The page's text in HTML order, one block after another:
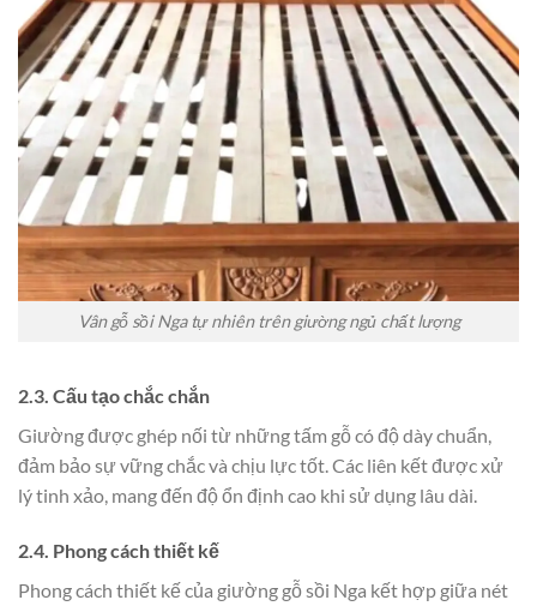
Vân gỗ sồi Nga tự nhiên trên giường ngủ chất lượng
2.3. Cấu tạo chắc chắn
Giường được ghép nối từ những tấm gỗ có độ dày chuẩn,
đảm bảo sự vững chắc và chịu lực tốt. Các liên kết được xử
lý tinh xảo, mang đến độ ổn định cao khi sử dụng lâu dài.
2.4. Phong cách thiết kế
Phong cách thiết kế của giường gỗ sồi Nga kết hợp giữa nét